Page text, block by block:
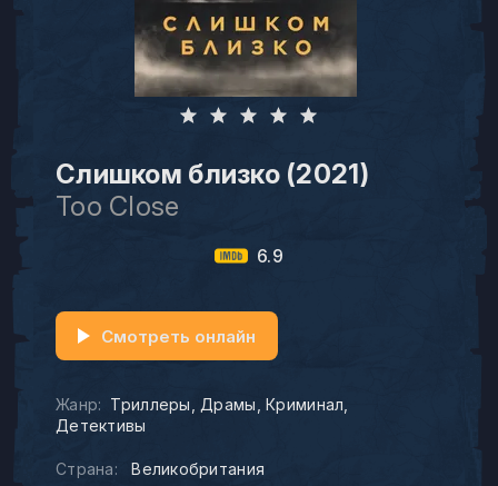
Слишком близко (2021)
Too Close
6.9
Жанр: Триллеры Драмы Криминал
Детективы
Страна: Великобритания
Смотреть онлайн